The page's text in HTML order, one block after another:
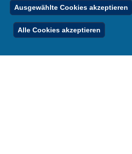
Ausgewählte Cookies akzeptieren
Alle Cookies akzeptieren
Publikationen
RSS-Feed
Ferienordnung
Spezialangebote
© 2026 Bildungsportal NRW
Below
Footer
Menu
Inhalt Impressum Datenschutz